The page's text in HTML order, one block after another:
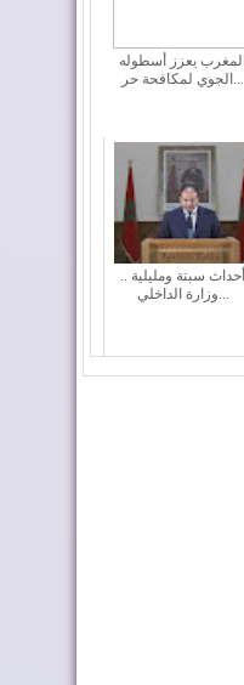
المغرب يعزز أسطوله
الجوي لمكافحة حر...
أحداث سبتة ومليلية ..
وزارة الداخلي...